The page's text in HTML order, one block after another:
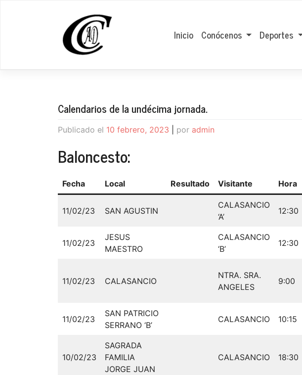
Inicio Conócenos Deportes
Calendarios de la undécima jornada.
Publicado el 10 febrero, 2023 por admin
Baloncesto:
Fecha Local Resultado Visitante Hora
11/02/23 SAN AGUSTIN
CALASANCIO
‘A’
12:30
11/02/23
JESUS
MAESTRO
CALASANCIO
‘B’
12:30
11/02/23 CALASANCIO
NTRA. SRA.
ANGELES
9:00
11/02/23
SAN PATRICIO
SERRANO ‘B’
CALASANCIO 10:15
10/02/23
SAGRADA
FAMILIA
JORGE JUAN
CALASANCIO 18:30